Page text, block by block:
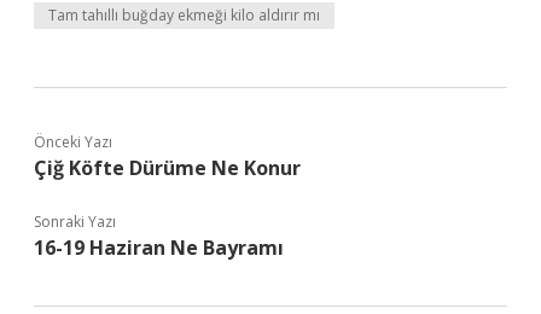
Tam tahıllı buğday ekmeği kilo aldırır mı
Önceki Yazı
Çiğ Köfte Dürüme Ne Konur
Sonraki Yazı
16-19 Haziran Ne Bayramı